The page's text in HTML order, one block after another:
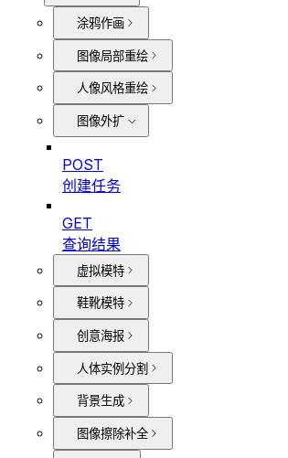
涂鸦作画
图像局部重绘
人像风格重绘
图像外扩
POST
创建任务
GET
查询结果
虚拟模特
鞋靴模特
创意海报
人体实例分割
背景生成
图像擦除补全